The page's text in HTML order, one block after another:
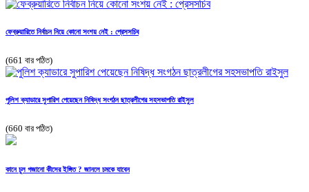
ফেব্রুয়ারিতে নির্বাচন নিয়ে কোনো সংশয় নেই : প্রেসসচিব
(661 বার পঠিত)
পুলিশ ক্যাডারে সুপারিশ পেয়েছেন নিষিদ্ধ সংগঠন ছাত্রলীগের সহসভাপতি রাইসুল
(660 বার পঠিত)
কানে চুল গজানো কীসের ইঙ্গিত ? জানলে চমকে যাবেন